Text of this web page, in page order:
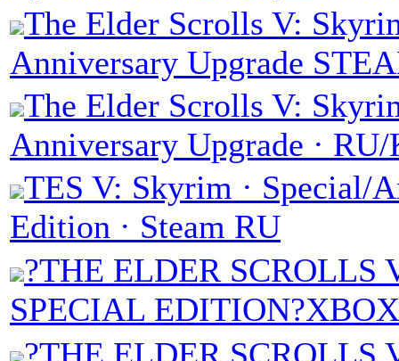
The Elder Scrolls V:
Anniversary Upgrade
The Elder Scrolls V:
Anniversary Upgrade ·
TES V: Skyrim · Special/
Edition · Steam RU
?THE ELDER SCROLLS
SPECIAL